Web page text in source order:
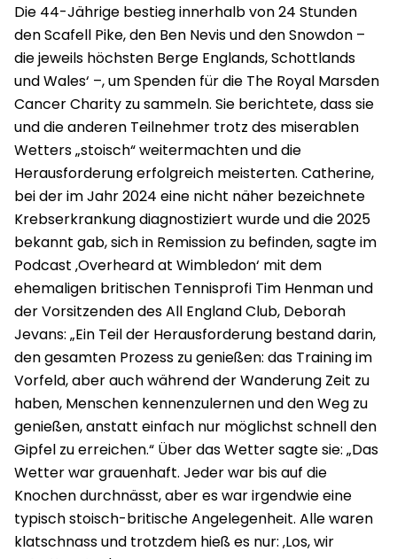
Die 44-Jährige bestieg innerhalb von 24 Stunden
den Scafell Pike, den Ben Nevis und den Snowdon –
die jeweils höchsten Berge Englands, Schottlands
und Wales‘ –, um Spenden für die The Royal Marsden
Cancer Charity zu sammeln. Sie berichtete, dass sie
und die anderen Teilnehmer trotz des miserablen
Wetters „stoisch“ weitermachten und die
Herausforderung erfolgreich meisterten. Catherine,
bei der im Jahr 2024 eine nicht näher bezeichnete
Krebserkrankung diagnostiziert wurde und die 2025
bekannt gab, sich in Remission zu befinden, sagte im
Podcast ‚Overheard at Wimbledon‘ mit dem
ehemaligen britischen Tennisprofi Tim Henman und
der Vorsitzenden des All England Club, Deborah
Jevans: „Ein Teil der Herausforderung bestand darin,
den gesamten Prozess zu genießen: das Training im
Vorfeld, aber auch während der Wanderung Zeit zu
haben, Menschen kennenzulernen und den Weg zu
genießen, anstatt einfach nur möglichst schnell den
Gipfel zu erreichen.“ Über das Wetter sagte sie: „Das
Wetter war grauenhaft. Jeder war bis auf die
Knochen durchnässt, aber es war irgendwie eine
typisch stoisch-britische Angelegenheit. Alle waren
klatschnass und trotzdem hieß es nur: ‚Los, wir